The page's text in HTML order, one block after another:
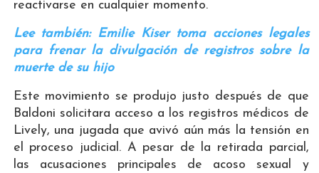
reactivarse en cualquier momento.
Lee también: Emilie Kiser toma acciones legales
para frenar la divulgación de registros sobre la
muerte de su hijo
Este movimiento se produjo justo después de que
Baldoni solicitara acceso a los registros médicos de
Lively, una jugada que avivó aún más la tensión en
el proceso judicial. A pesar de la retirada parcial,
las acusaciones principales de acoso sexual y